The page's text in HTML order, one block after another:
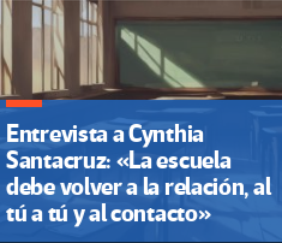
Entrevista a Cynthia
Santacruz: «La escuela
debe volver a la relación, al
tú a tú y al contacto»